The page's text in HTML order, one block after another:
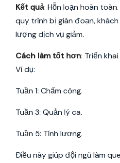
Kết quả: Hỗn loạn hoàn
quy trình bị gián đoạn,
lượng dịch vụ giảm.
Cách làm tốt hơn: Triển
Ví dụ:
Tuần 1: Chấm công.
Tuần 3: Quản lý ca.
Tuần 5: Tính lương.
Điều này giúp đội ngũ làm